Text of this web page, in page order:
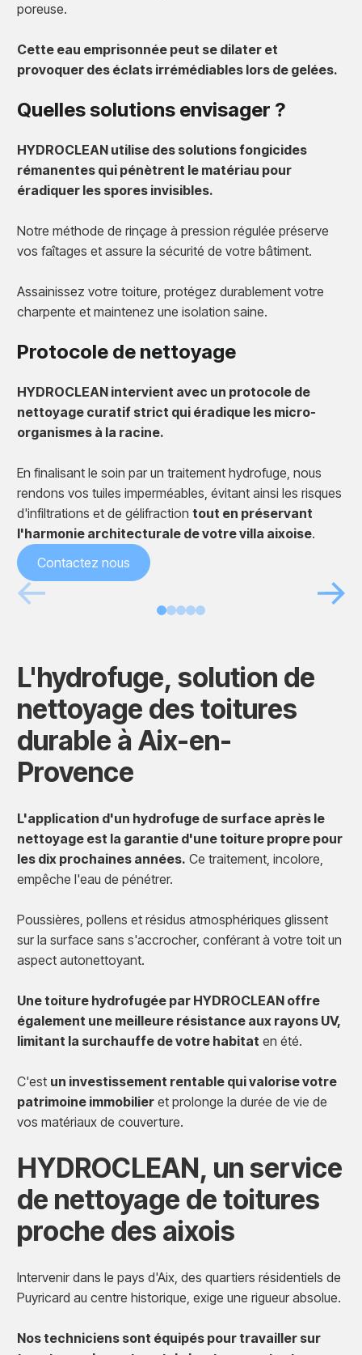
Avant Après
poreuse.
Cette eau emprisonnée peut se dilater et
provoquer des éclats irrémédiables lors de gelées.
Quelles solutions envisager ?
HYDROCLEAN utilise des solutions fongicides
rémanentes qui pénètrent le matériau pour
éradiquer les spores invisibles.
Notre méthode de rinçage à pression régulée préserve
vos faîtages et assure la sécurité de votre bâtiment.
Assainissez votre toiture, protégez durablement votre
charpente et maintenez une isolation saine.
Protocole de nettoyage
HYDROCLEAN intervient avec un protocole de
nettoyage curatif strict qui éradique les micro-
organismes à la racine.
En finalisant le soin par un traitement hydrofuge, nous
rendons vos tuiles imperméables, évitant ainsi les risques
d'infiltrations et de gélifractiontout en préservant
l'harmonie architecturale de votre villa aixoise.
Contactez nous
L'hydrofuge, solution de
nettoyage des toitures
durable à Aix-en-
Provence
L'application d'un hydrofuge de surface après le
nettoyage est la garantie d'une toiture propre pour
les dix prochaines années. Ce traitement, incolore,
empêche l'eau de pénétrer.
Poussières, pollens et résidus atmosphériques glissent
sur la surface sans s'accrocher, conférant à votre toit un
aspect autonettoyant.
Une toiture hydrofugée par HYDROCLEAN offre
également une meilleure résistance aux rayons UV,
limitant la surchauffe de votre habitat en été.
C'est un investissement rentable qui valorise votre
patrimoine immobilier et prolonge la durée de vie de
vos matériaux de couverture.
HYDROCLEAN, un service
de nettoyage de toitures
proche des aixois
Intervenir dans le pays d'Aix, des quartiers résidentiels de
Puyricard au centre historique, exige une rigueur absolue.
Nos techniciens sont équipés pour travailler sur